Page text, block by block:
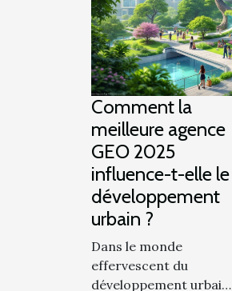
Comment la
meilleure agence
GEO 2025
influence-t-elle le
développement
urbain ?
Dans le monde
effervescent du
développement urbain,